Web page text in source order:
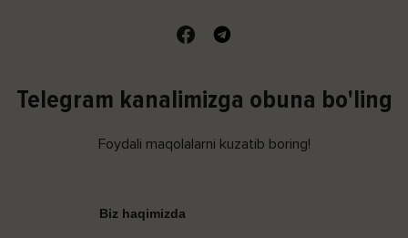
Telegram kanalimizga obuna bo'ling
Foydali maqolalarni kuzatib boring!
Biz haqimizda